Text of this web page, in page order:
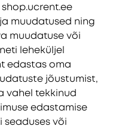
muudatused ning
muudatuse või
leheküljel
edastas oma
jõustumist,
vahel tekkinud
edastamise
seaduses või